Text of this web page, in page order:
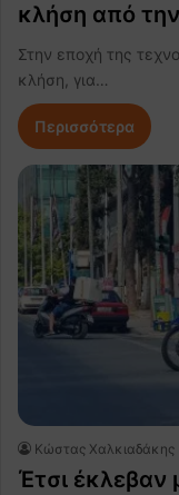
κλήση από
Στην εποχή της
κλήση, για…
Περισσότερα
Κώστας Χαλκιαδάκης
Έτσι έκλεβαν